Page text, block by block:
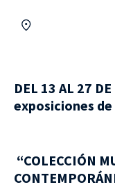
DEL 13 AL 27
exposiciones
“COLECCIÓN